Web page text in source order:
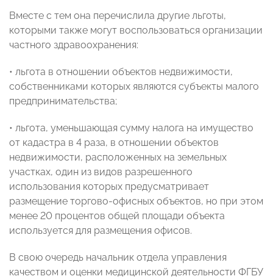
Вместе с тем она перечислила другие льготы,
которыми также могут воспользоваться организации
частного здравоохранения:
• льгота в отношении объектов недвижимости,
собственниками которых являются субъекты малого
предпринимательства;
• льгота, уменьшающая сумму налога на имущество
от кадастра в 4 раза, в отношении объектов
недвижимости, расположенных на земельных
участках, один из видов разрешенного
использования которых предусматривает
размещение торгово-офисных объектов, но при этом
менее 20 процентов общей площади объекта
используется для размещения офисов.
В свою очередь начальник отдела управления
качеством и оценки медицинской деятельности ФГБУ